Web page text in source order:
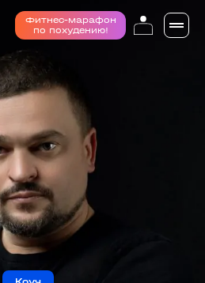
Фитнес-марафон
по похудению!